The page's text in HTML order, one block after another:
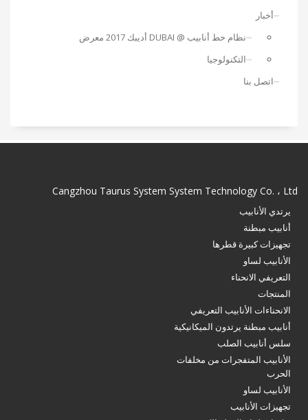
أخبار
نظام خط أنابيب @ DUBAI أديبك 2017 معرض
التكنولوجيا
اتصل بنا
Cangzhou Taurus System System Technology Co. ، Ltd
يرتدي الأنابيب
أنابيب مبطنة
تجهيزات كبيرة قطرها
الأنابيب لساو
التعريفي الانحناء
المنتجات
الانحناءات الأنابيب التعريفي
أنابيب مبطنة يرتدون الميكانيكية
سلس أنابيب الصلب
الأنابيب المتفجرات من مخلفات
الحرب
الأنابيب لساو
تجهيزات الأنابيب